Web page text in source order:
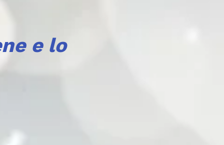
e lo